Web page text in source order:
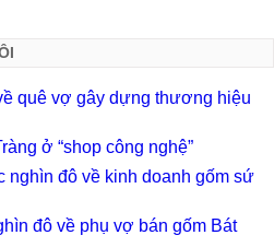
quê vợ gây dựng thương hiệu
ở “shop công nghệ”
nghìn đô về kinh doanh gốm sứ
đô về phụ vợ bán gốm Bát